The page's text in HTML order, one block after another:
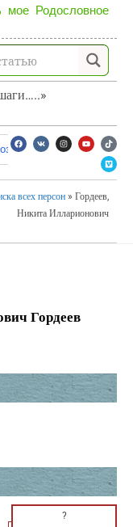
мое Родословное
всех персон » Гордеев,
Никита Илларионович
Гордеев
?